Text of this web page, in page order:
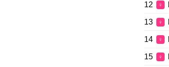
12 ♀
13 ♀
14 ♀
15 ♀